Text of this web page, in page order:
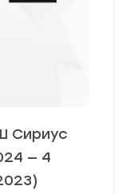
Сириус
— 4